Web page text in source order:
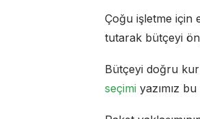
Çoğu işletme için
tutarak bütçeyi
Bütçeyi doğru
seçimi yazımız